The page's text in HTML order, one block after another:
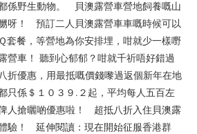
係野生動物。 貝澳露營車營地飼養嘅山
呀！ 預訂二人貝澳露營車車嘅時候可以
套餐，等營地為你安排埋，咁就少一樣嘢
營車！ 聽到心郁郁？咁就千祈唔好錯過
折優惠，用最抵嘅價錢嚟過返個新年在地
只係＄１０３９.２起，平均每人五百左
人搶曬啲優惠啦！ 超抵八折入住貝澳露
驗！ 延伸閱讀：現在開始征服香港群